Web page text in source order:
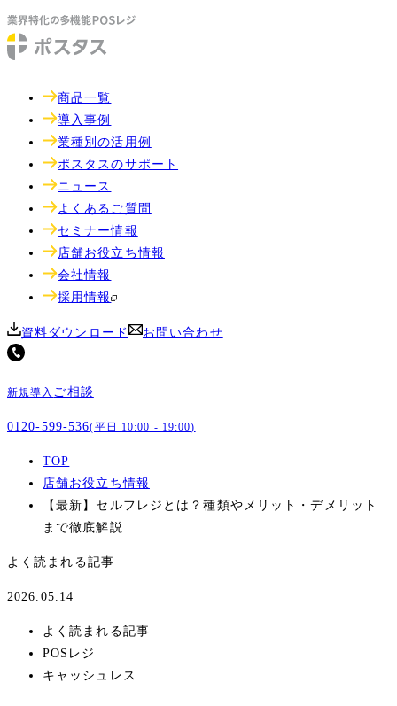
商品一覧
導入事例
業種別の活用例
ポスタスのサポート
ニュース
よくあるご質問
セミナー情報
店舗お役立ち情報
会社情報
採用情報
資料ダウンロード お問い合わせ
新規導入 ご相談
0120-599-536(平日 10:00 - 19:00)
TOP
店舗お役立ち情報
【最新】セルフレジとは？種類やメリット・デメリット
まで徹底解説
よく読まれる記事
2026.05.14
よく読まれる記事
POSレジ
キャッシュレス